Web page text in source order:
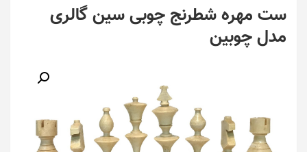
ست مهره شطرنج چوبی سین گالری
مدل چوبین